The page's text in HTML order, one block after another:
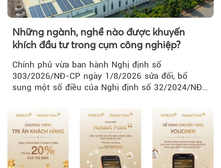
Những ngành, nghề nào được khuyến
khích đầu tư trong cụm công nghiệp?
Chính phủ vừa ban hành Nghị định số
303/2026/NĐ-CP ngày 1/8/2026 sửa đổi, bổ
sung một số điều của Nghị định số 32/2024/NĐ-